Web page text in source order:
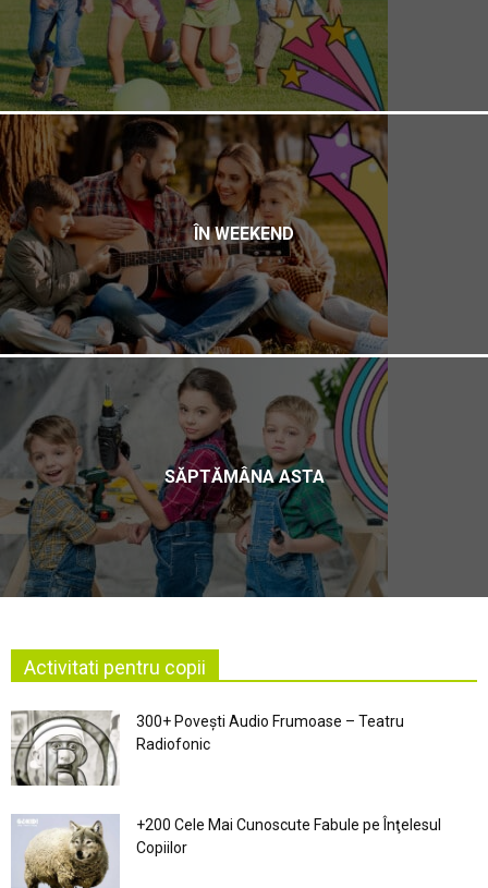
ÎN WEEKEND
SĂPTĂMÂNA ASTA
Activitati pentru copii
300+ Povești Audio Frumoase – Teatru
Radiofonic
+200 Cele Mai Cunoscute Fabule pe Înţelesul
Copiilor